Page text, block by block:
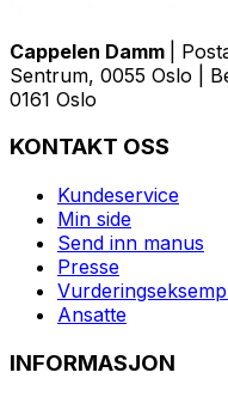
Cappelen Damm
|
Sentrum, 0055 Oslo |
0161 Oslo
KONTAKT OSS
Kundeservice
Min side
Send inn manus
Presse
Ansatte
INFORMASJON